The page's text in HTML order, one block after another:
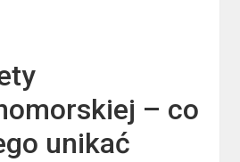
– co
unikać